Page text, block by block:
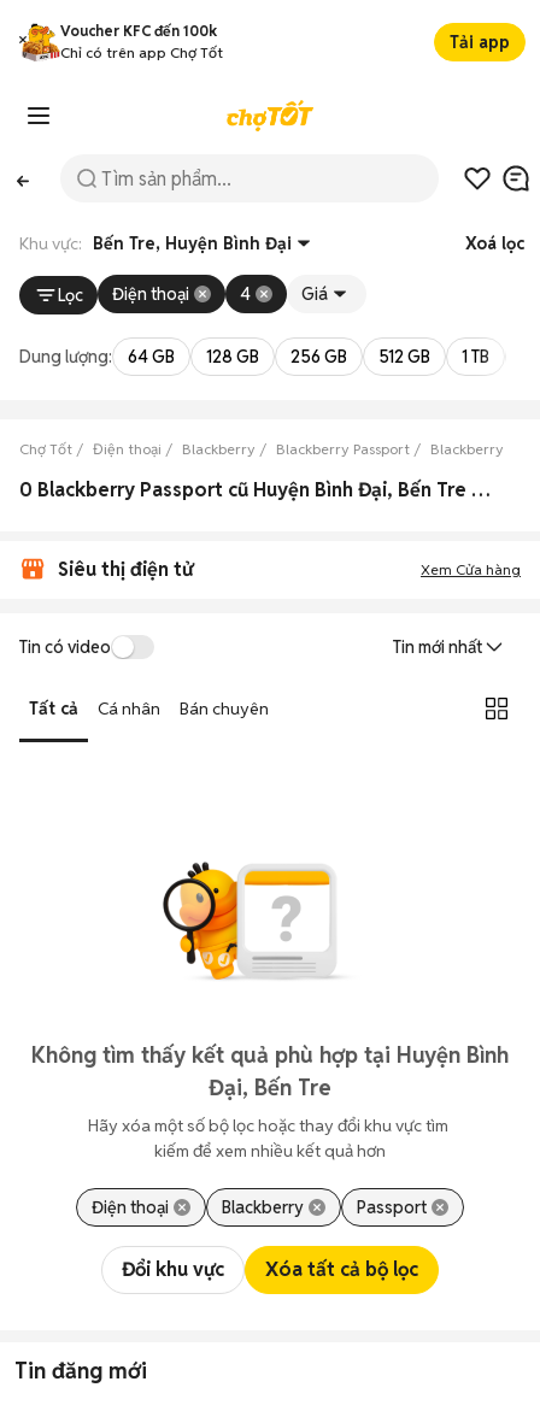
Voucher KFC đến 100k
Chỉ có trên app Chợ Tốt
Tải app
Khu vực: Bến Tre, Huyện Bình Đại Xoá lọc
Lọc Điện thoại 4 Giá
Dung lượng: 64 GB 128 GB 256 GB 512 GB 1 TB
Chợ Tốt Điện thoại Blackberry Blackberry Passport Blackberry
0 Blackberry Passport cũ Huyện Bình Đại, Bến Tre đẹp
Siêu thị điện tử Xem Cửa hàng
Tin có video Tin mới nhất
Tất cả Cá nhân Bán chuyên
Không tìm thấy kết quả phù hợp tại Huyện Bình
Đại, Bến Tre
Hãy xóa một số bộ lọc hoặc thay đổi khu vực tìm
kiếm để xem nhiều kết quả hơn
Điện thoại Blackberry Passport
Đổi khu vực Xóa tất cả bộ lọc
Tin đăng mới